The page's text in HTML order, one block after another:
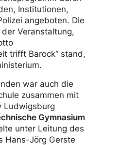
Institutionen,
angeboten. Die
Veranstaltung,
trifft Barock“ stand,
war auch die
zusammen mit
Ludwigsburg
Gymnasium
unter Leitung des
Hans-Jörg Gerste